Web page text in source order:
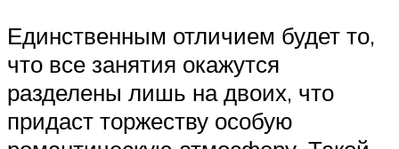
Единственным отличием будет то,
что все занятия окажутся
разделены лишь на двоих, что
придаст торжеству особую